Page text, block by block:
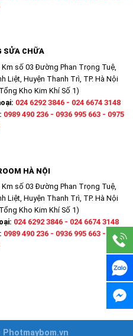
SỬA CHỮA
Km số 03 Đường Phan Trọng Tuệ,
Liệt, Huyện Thanh Trì, TP. Hà Nội
Kho Kim Khí Số 1)
024 6292 3846 - 024 6674 3148
0989 490 236 - 0936 995 663 - 0975
HÀ NỘI
Km số 03 Đường Phan Trọng Tuệ,
Liệt, Huyện Thanh Trì, TP. Hà Nội
Kho Kim Khí Số 1)
024 6292 3846 - 024 6674 3148
0989 490 236 - 0936 995 663 - 0975
Photmaybom.vn